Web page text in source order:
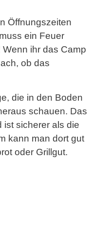
Öffnungszeiten
ein Feuer
ihr das Camp
ob das
die in den Boden
schauen. Das
ist sicherer als die
kann man dort gut
oder Grillgut.